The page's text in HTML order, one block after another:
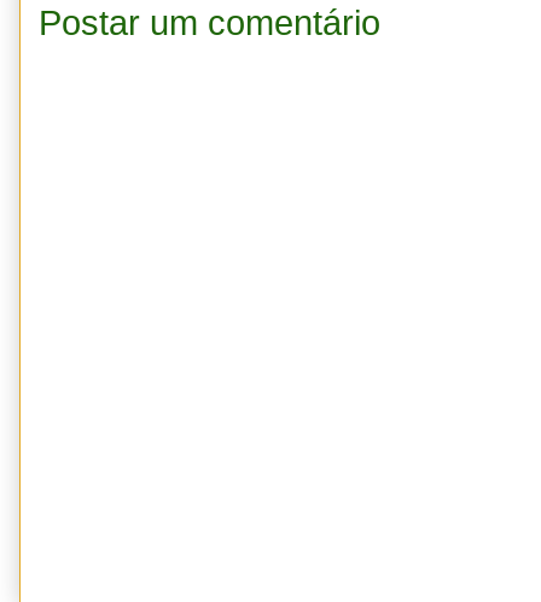
Postar um comentário